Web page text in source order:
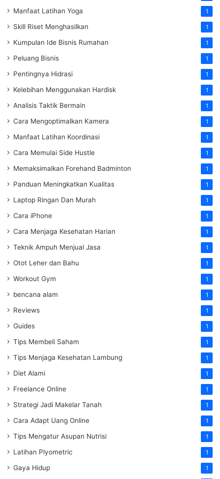
Manfaat Latihan Yoga 1
Skill Riset Menghasilkan 1
Kumpulan Ide Bisnis Rumahan 1
Peluang Bisnis 1
Pentingnya Hidrasi 1
Kelebihan Menggunakan Hardisk 1
Analisis Taktik Bermain 1
Cara Mengoptimalkan Kamera 1
Manfaat Latihan Koordinasi 1
Cara Memulai Side Hustle 1
Memaksimalkan Forehand Badminton 1
Panduan Meningkatkan Kualitas 1
Laptop Ringan Dan Murah 1
Cara iPhone 1
Cara Menjaga Kesehatan Harian 1
Teknik Ampuh Menjual Jasa 1
Otot Leher dan Bahu 1
Workout Gym 1
bencana alam 1
Reviews 1
Guides 1
Tips Membeli Saham 1
Tips Menjaga Kesehatan Lambung 1
Diet Alami 1
Freelance Online 1
Strategi Jadi Makelar Tanah 1
Cara Adapt Uang Online 1
Tips Mengatur Asupan Nutrisi 1
Latihan Plyometric 1
Gaya Hidup 1